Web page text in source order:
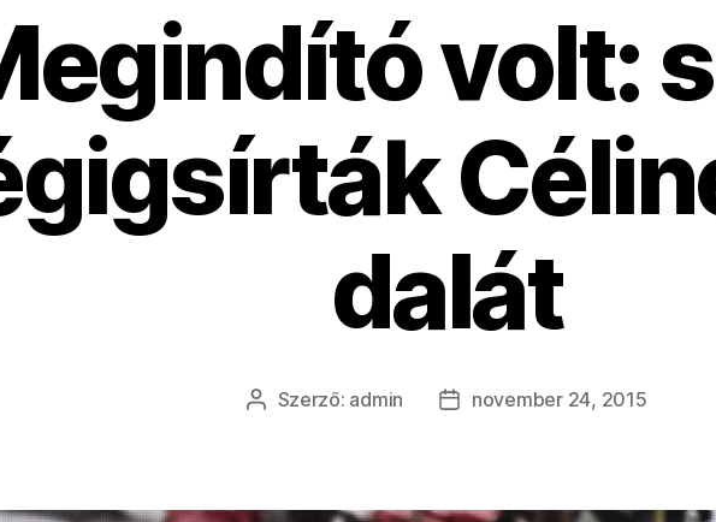
volt:
dalát
Bejegyzés
Szerző: admin
Bejegyzés
november 24, 2015